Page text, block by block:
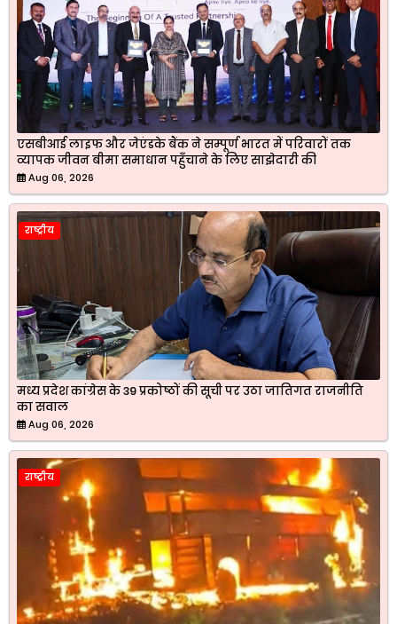
एसबीआई लाइफ और जेएंडके बैंक ने सम्पूर्ण भारत में परिवारों तक
व्यापक जीवन बीमा समाधान पहुँचाने के लिए साझेदारी की
Aug 06, 2026
राष्ट्रीय
मध्य प्रदेश कांग्रेस के 39 प्रकोष्ठों की सूची पर उठा जातिगत राजनीति
का सवाल
Aug 06, 2026
राष्ट्रीय